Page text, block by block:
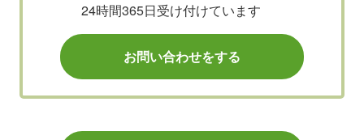
24時間365日受け付けています
お問い合わせをする